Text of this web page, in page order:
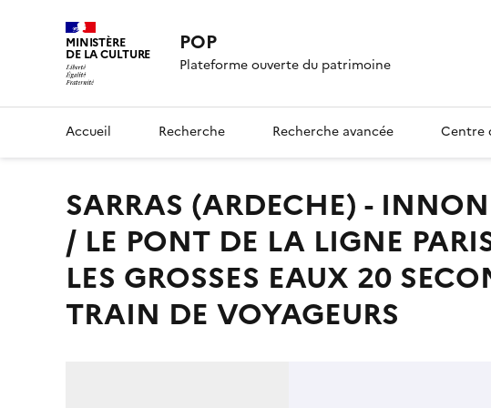
MINISTÈRE
DE LA CULTURE POP
Plateforme ouverte du patrimoine
Accueil Recherche Recherche avancée Centre
SARRAS (ARDECHE) - INNONDATIONS DU 8 OCTOBRE 1907
/ LE PONT DE LA LIGNE
LES GROSSES EAUX 20
TRAIN DE VOYAGEURS